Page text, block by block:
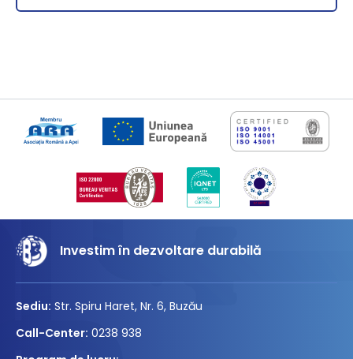
Investim în dezvoltare durabilă
Sediu: Str. Spiru Haret, Nr. 6, Buzău
Call-Center: 0238 938